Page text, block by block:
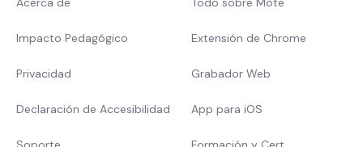
Impacto Pedagógico
Privacidad
Declaración de Accesibilidad
Extensión de Chrome
Grabador Web
App para iOS